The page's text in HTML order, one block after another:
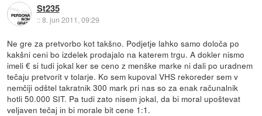
St235
::8. jun 2011, 09:29
Ne gre za pretvorbo kot takšno. Podjetje lahko samo določa po
kakšni ceni bo izdelek prodajalo na katerem trgu. A dokler nismo
imeli € si tudi jokal ker se ceno z menške marke ni dali po uradnem
tečaju pretvorit v tolarje. Ko sem kupoval VHS rekoreder sem v
nemčiji odštel takratnik 300 mark pri nas so za enak računalnik
hotli 50.000 SIT. Pa tudi zato nisem jokal, da bi moral upoštevat
veljaven tečaj in bi morale bit cene 1:1.